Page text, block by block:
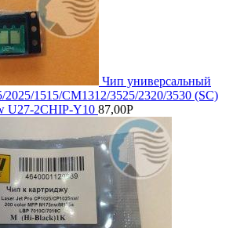
Чип универсальный
2025/1515/CM1312/3525/2320/3530 (SC)
U27-2CHIP-Y10 87,00Р